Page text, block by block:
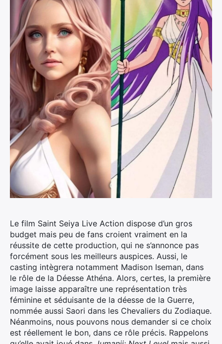
Le film Saint Seiya Live Action dispose d’un gros
budget mais peu de fans croient vraiment en la
réussite de cette production, qui ne s’annonce pas
forcément sous les meilleurs auspices. Aussi, le
casting intègrera notamment Madison Iseman, dans
le rôle de la Déesse Athéna. Alors, certes, la première
image laisse apparaître une représentation très
féminine et séduisante de la déesse de la Guerre,
nommée aussi Saori dans les Chevaliers du Zodiaque.
Néanmoins, nous pouvons nous demander si ce choix
est réellement le bon, dans ce rôle précis. Rappelons